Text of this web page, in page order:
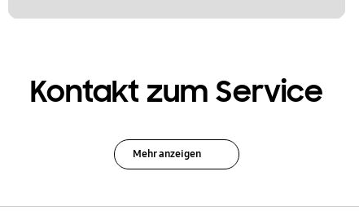
Kontakt zum Service
Mehr anzeigen